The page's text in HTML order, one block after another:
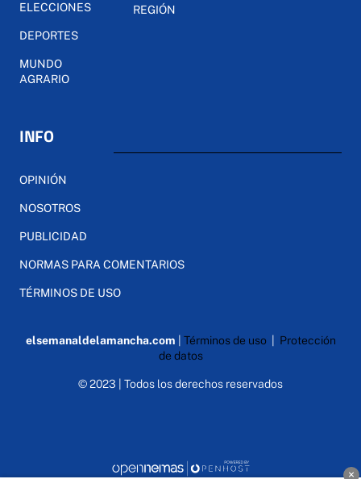
ELECCIONES
DEPORTES
MUNDO
AGRARIO
REGIÓN
INFO
OPINIÓN
NOSOTROS
PUBLICIDAD
NORMAS PARA COMENTARIOS
TÉRMINOS DE USO
elsemanaldelamancha.com Términos de uso| Protección
de datos
© 2023 | Todos los derechos reservados
×